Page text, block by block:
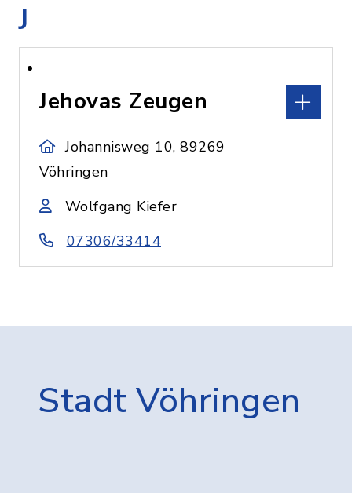
J
Jehovas Zeugen
Johannisweg 10, 89269
Vöhringen
Wolfgang Kiefer
07306/33414
Stadt Vöhringen